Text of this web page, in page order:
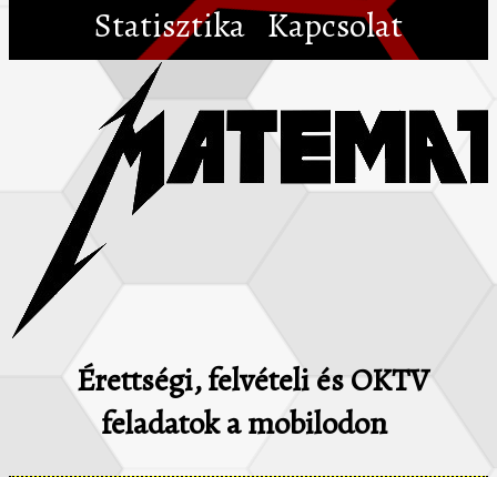
Statisztika Kapcsolat
Érettségi, felvételi és OKTV
feladatok a mobilodon